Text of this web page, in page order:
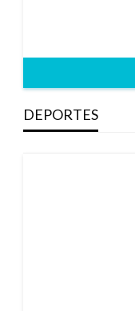
DEPORTES